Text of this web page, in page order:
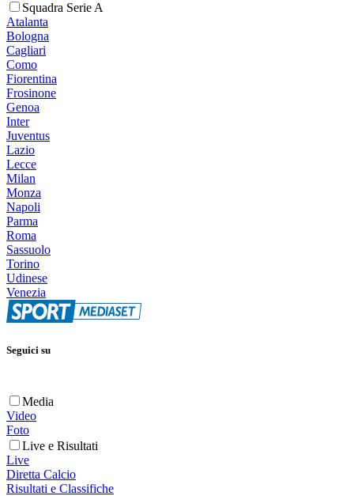
Squadra Serie A
Atalanta
Bologna
Cagliari
Como
Fiorentina
Frosinone
Genoa
Inter
Juventus
Lazio
Lecce
Milan
Monza
Napoli
Parma
Roma
Sassuolo
Torino
Udinese
Venezia
Seguici su
Media
Video
Foto
Live e Risultati
Live
Diretta Calcio
Risultati e Classifiche